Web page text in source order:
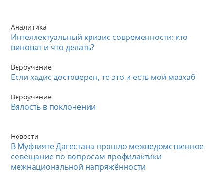
Аналитика
Интеллектуальный кризис современности: кто
виноват и что делать?
Вероучение
Если хадис достоверен, то это и есть мой мазхаб
Вероучение
Вялость в поклонении
Новости
В Муфтияте Дагестана прошло межведомственное
совещание по вопросам профилактики
межнациональной напряжённости